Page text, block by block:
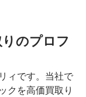
のプロフ
ィです。当社で
クを高価買取り